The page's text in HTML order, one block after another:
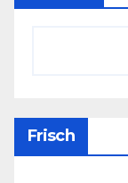
Frisch